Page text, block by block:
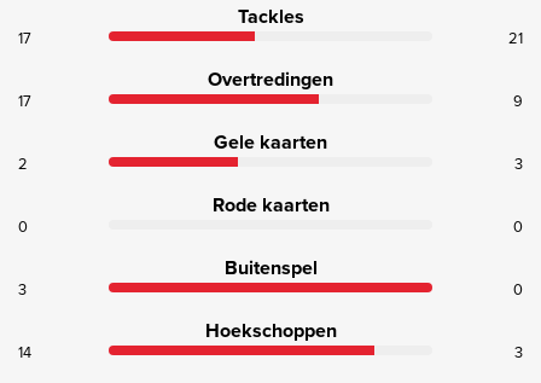
Tackles
17 21
Overtredingen
17 9
Gele kaarten
2 3
Rode kaarten
0 0
Buitenspel
3 0
Hoekschoppen
14 3